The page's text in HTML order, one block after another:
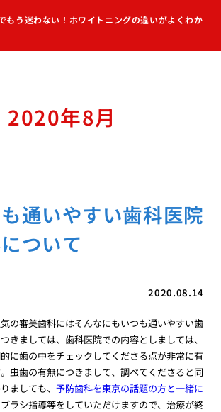
もう迷わない！ホワイトニングの違いがよくわか
2020年8月
通いやすい歯科医院
ついて
2020.08.14
の審美歯科にはそんなにもいつも通いやすい歯
きましては、歯科医院での内容としましては、
に歯の中をチェックしてくださる点が非常に有
虫歯の有無につきまして、調べてくださると同
ましても、予防歯科を東京の話題の方と一緒に
ラシ指導等をしていただけますので、治療が終